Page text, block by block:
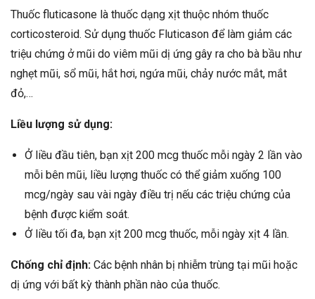
Thuốc fluticasone là thuốc dạng xịt thuộc nhóm thuốc
corticosteroid. Sử dụng thuốc Fluticason để làm giảm các
triệu chứng ở mũi do viêm mũi dị ứng gây ra cho bà bầu như
nghẹt mũi, sổ mũi, hắt hơi, ngứa mũi, chảy nước mắt, mắt
đỏ,…
Liều lượng sử dụng:
Ở liều đầu tiên, bạn xịt 200 mcg thuốc mỗi ngày 2 lần vào
mỗi bên mũi, liều lượng thuốc có thể giảm xuống 100
mcg/ngày sau vài ngày điều trị nếu các triệu chứng của
bệnh được kiểm soát.
Ở liều tối đa, bạn xịt 200 mcg thuốc, mỗi ngày xịt 4 lần.
Chống chỉ định: Các bệnh nhân bị nhiễm trùng tại mũi hoặc
dị ứng với bất kỳ thành phần nào của thuốc.